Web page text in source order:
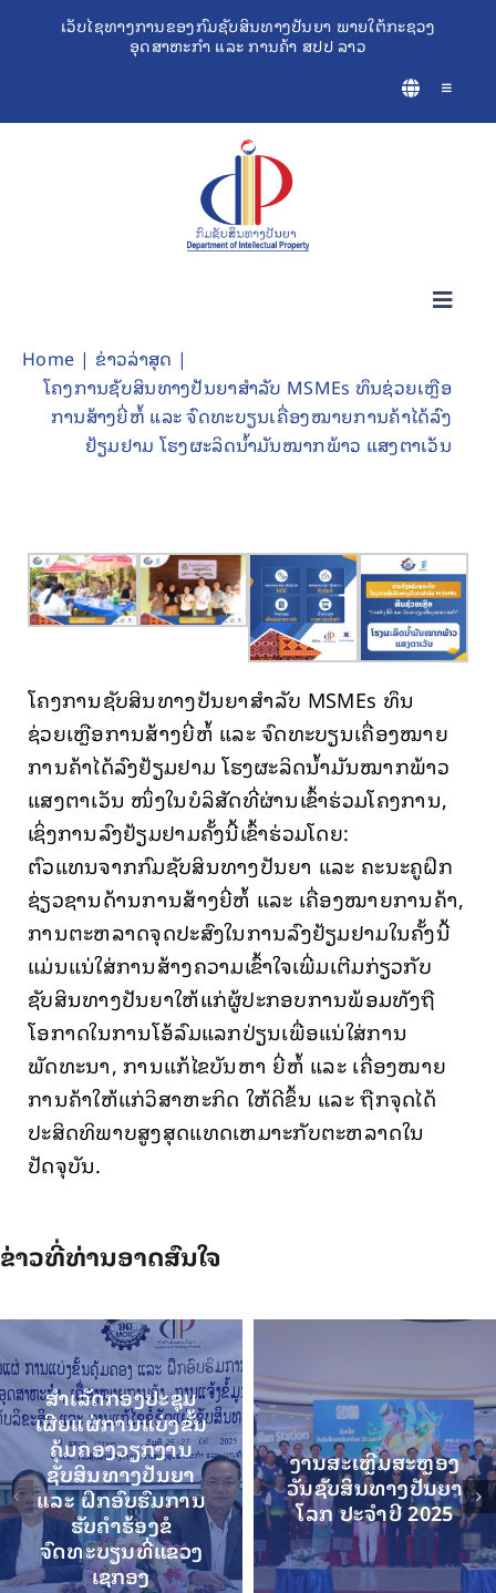
ເວັບໄຊທາງການຂອງກົມຊັບສິນທາງປັນຍາ ພາຍໃຕ້ກະຊວງ
ອຸດສາຫະກຳ ແລະ ການຄ້າ ສປປ ລາວ
Toggle
ກ່ຽວກັບຊັບສິນທາງປັນຍາ
ເຄື່ອງມືຊ່ວຍເຫຼືອທຸລະກິດ
ກ່ຽວກັບ ກປຊ
Home
ຂ່າວລ່າສຸດ
ໂຄງການຊັບສິນທາງປັນຍາສໍາລັບ MSMEs ທຶນຊ່ວຍເຫຼືອ
ການສ້າງຍີ່ຫໍ້ ແລະ ຈົດທະບຽນເຄື່ອງໝາຍການຄ້າໄດ້ລົງ
ຢ້ຽມຢາມ ໂຮງຜະລິດນ້ຳມັນໝາກພ້າວ ແສງຕາເວັນ
ໂຄງການຊັບສິນທາງປັນຍາສໍາລັບ MSMEs ທຶນ
ຊ່ວຍເຫຼືອການສ້າງຍີ່ຫໍ້ ແລະ ຈົດທະບຽນເຄື່ອງໝາຍ
ການຄ້າໄດ້ລົງຢ້ຽມຢາມ ໂຮງຜະລິດນ້ຳມັນໝາກພ້າວ
ແສງຕາເວັນ ໜຶ່ງໃນບໍລິສັດທີ່ຜ່ານເຂົ້າຮ່ວມໂຄງການ,
ເຊິ່ງການລົງຢ້ຽມຢາມຄັ້ງນີ້ເຂົ້າຮ່ວມໂດຍ:
ຕົວແທນຈາກກົມຊັບສິນທາງປັນຍາ ແລະ ຄະນະຄູຝຶກ
ຊ່ຽວຊານດ້ານການສ້າງຍີ່ຫໍ້ ແລະ ເຄື່ອງໝາຍການຄ້າ,
ການຕະຫລາດຈຸດປະສົງໃນການລົງຢ້ຽມຢາມໃນຄັ້ງນີ້
ແມ່ນແນ່ໃສ່ການສ້າງຄວາມເຂົ້າໃຈເພີ່ມເຕີມກ່ຽວກັບ
ຊັບສິນທາງປັນຍາໃຫ້ແກ່ຜູ້ປະກອບການພ້ອມທັງຖື
ໂອກາດໃນການໂອ້ລົມແລກປ່ຽນເພື່ອແນ່ໃສ່ການ
ພັດທະນາ, ການແກ້ໄຂບັນຫາ ຍີ່ຫໍ້ ແລະ ເຄື່ອງໝາຍ
ການຄ້າໃຫ້ແກ່ວິສາຫະກິດ ໃຫ້ດີຂຶ້ນ ແລະ ຖືກຈຸດໄດ້
ປະສິດທິພາບສູງສຸດແທດເຫມາະກັບຕະຫລາດໃນ
ປັດຈຸບັນ.
ຂ່າວທີ່ທ່ານອາດສົນໃຈ
ສໍາເລັດກອງປະຊຸມ
ເຜີຍແຜ່ການແບ່ງຂັ້ນ
ຄຸ້ມຄອງວຽກງານ
ຊັບສິນທາງປັນຍາ
ແລະ ຝຶກອົບຮົມການ
ຮັບຄໍາຮ້ອງຂໍ
ຈົດທະບຽນທີ່ແຂວງ
ເຊກອງ
ງານສະເຫຼີມສະຫຼອງ
ວັນຊັບສິນທາງປັນຍາ
ໂລກ ປະຈໍາປີ 2025